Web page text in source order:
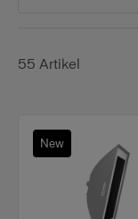
55 Artikel
New